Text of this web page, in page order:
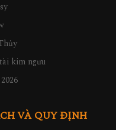
kim ngưu
VÀ QUY ĐỊNH